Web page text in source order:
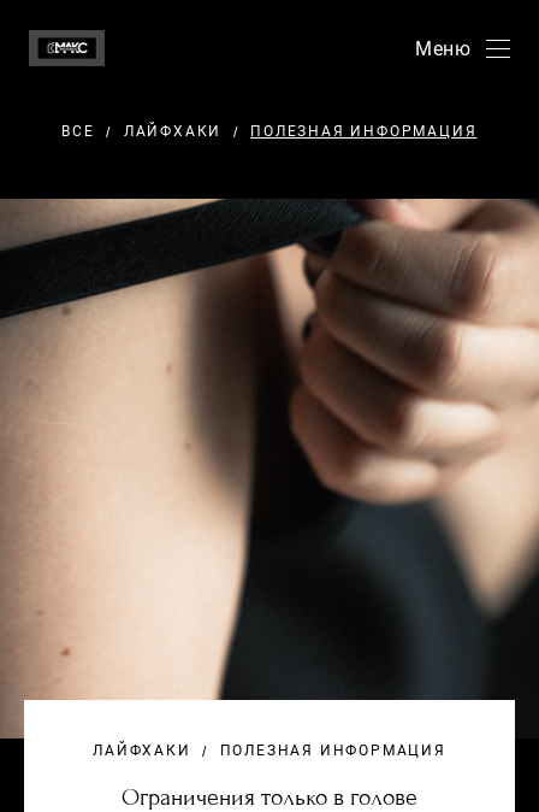
Меню
ВСЕ ЛАЙФХАКИ ПОЛЕЗНАЯ ИНФОРМАЦИЯ
ЛАЙФХАКИ ПОЛЕЗНАЯ ИНФОРМАЦИЯ
Ограничения только в голове